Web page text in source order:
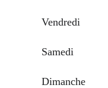
Vendredi
Samedi
Dimanche